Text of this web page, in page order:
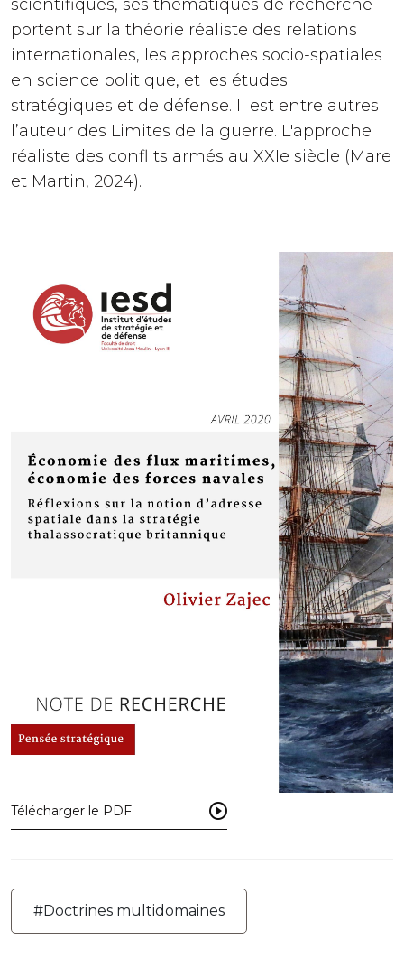
scientifiques, ses thématiques de recherche
portent sur la théorie réaliste des relations
internationales, les approches socio-spatiales
en science politique, et les études
stratégiques et de défense. Il est entre autres
l’auteur des Limites de la guerre. L'approche
réaliste des conflits armés au XXIe siècle (Mare
et Martin, 2024).
Télécharger le PDF
#Doctrines multidomaines